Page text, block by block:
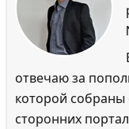
отвечаю за
которой
сторонних